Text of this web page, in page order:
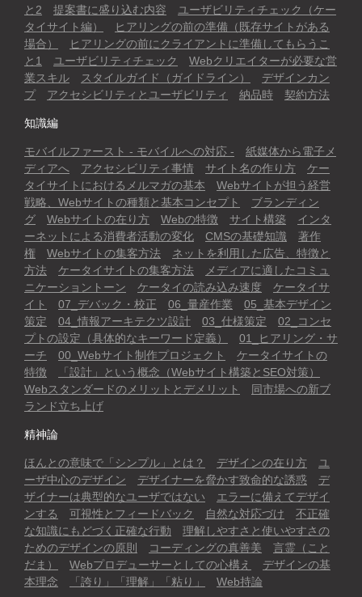
と2
提案書に盛り込む内容
ユーザビリティチェック（ケー
タイサイト編）
ヒアリングの前の準備（既存サイトがある
場合）
ヒアリングの前にクライアントに準備してもらうこ
と1
ユーザビリティチェック
Webクリエイターが必要な営
業スキル
スタイルガイド（ガイドライン）
デザインカン
プ
アクセシビリティとユーザビリティ 納品時 契約方法
知識編
モバイルファースト - モバイルへの対応 -
紙媒体から電子メ
ディアへ
アクセシビリティ事情 サイト名の作り方
ケー
タイサイトにおけるメルマガの基本
Webサイトが担う経営
戦略、Webサイトの種類と基本コンセプト
ブランディン
グ
Webサイトの在り方 Webの特徴 サイト構築
インタ
ーネットによる消費者活動の変化
CMSの基礎知識
著作
権
Webサイトの集客方法
ネットを利用した広告、特徴と
方法
ケータイサイトの集客方法
メディアに適したコミュ
ニケーショントーン
ケータイの読み込み速度
ケータイサ
イト
07_デバック・校正 06_量産作業
05_基本デザイン
策定
04_情報アーキテクツ設計 03_仕様策定
02_コンセ
プトの設定（具体的なキーワード定義）
01_ヒアリング・サ
ーチ
00_Webサイト制作プロジェクト
ケータイサイトの
特徴
「設計」という概念（Webサイト構築とSEO対策）
Webスタンダードのメリットとデメリット
同市場への新ブ
ランド立ち上げ
精神論
ほんとの意味で「シンプル」とは？ デザインの在り方
ユ
ーザ中心のデザイン
デザイナーを脅かす致命的な誘惑
デ
ザイナーは典型的なユーザではない
エラーに備えてデザイ
ンする
可視性とフィードバック 自然な対応づけ
不正確
な知識にもどづく正確な行動
理解しやすさと使いやすさの
ためのデザインの原則
コーディングの真善美
言霊（こと
だま）
Webプロデューサーとしての心構え
デザインの基
本理念
「誇り」「理解」「粘り」 Web持論